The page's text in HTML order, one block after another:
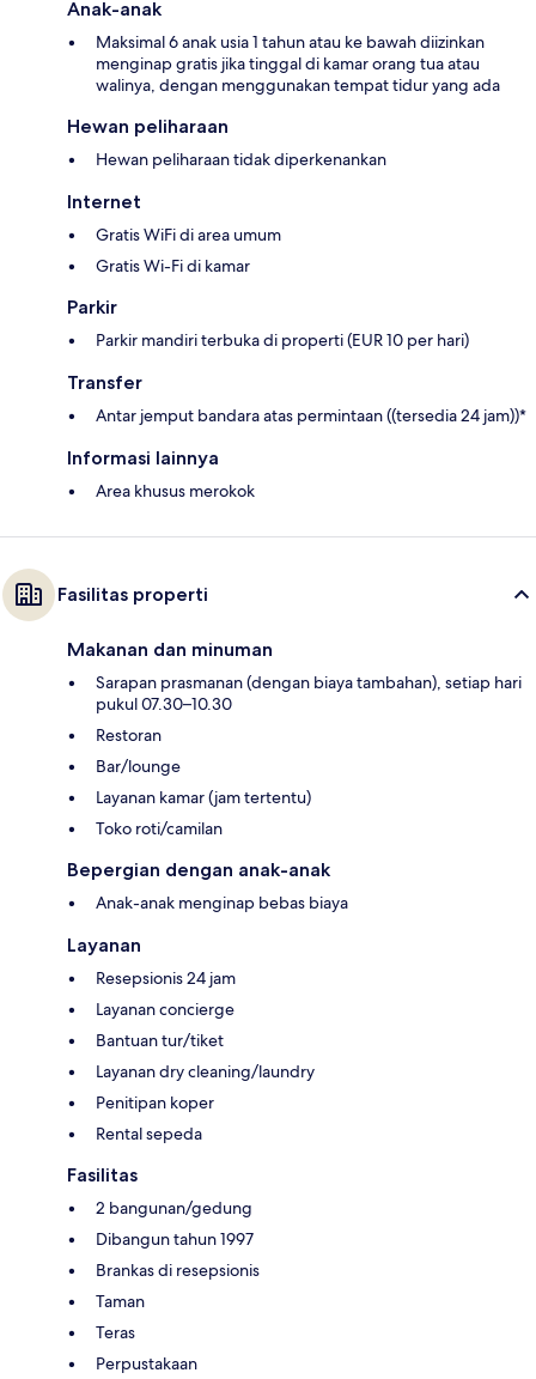
Anak-anak
Maksimal 6 anak usia 1 tahun atau ke bawah diizinkan
menginap gratis jika tinggal di kamar orang tua atau
walinya, dengan menggunakan tempat tidur yang ada
Hewan peliharaan
Hewan peliharaan tidak diperkenankan
Internet
Gratis WiFi di area umum
Gratis Wi-Fi di kamar
Parkir
Parkir mandiri terbuka di properti (EUR 10 per hari)
Transfer
Antar jemput bandara atas permintaan ((tersedia 24 jam))*
Informasi lainnya
Area khusus merokok
Fasilitas properti
Makanan dan minuman
Sarapan prasmanan (dengan biaya tambahan), setiap hari
pukul 07.30–10.30
Restoran
Bar/lounge
Layanan kamar (jam tertentu)
Toko roti/camilan
Bepergian dengan anak-anak
Anak-anak menginap bebas biaya
Layanan
Resepsionis 24 jam
Layanan concierge
Bantuan tur/tiket
Layanan dry cleaning/laundry
Penitipan koper
Rental sepeda
Fasilitas
2 bangunan/gedung
Dibangun tahun 1997
Brankas di resepsionis
Taman
Teras
Perpustakaan